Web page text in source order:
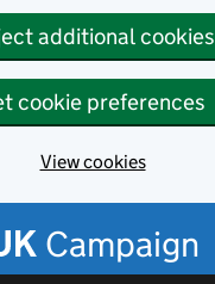
additional cookies
cookie preferences
View cookies
Campaign